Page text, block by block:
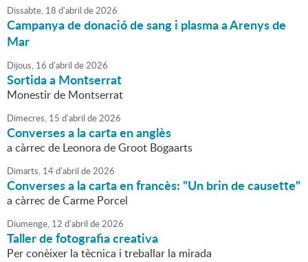
Dissabte, 18 d'abril de2026
Campanya de donació de sang i plasma a Arenys de
Mar
Dijous, 16 d'abril de2026
Sortida a Montserrat
Monestir de Montserrat
Dimecres, 15 d'abril de2026
Converses a la carta en anglès
a càrrec de Leonora de Groot Bogaarts
Dimarts, 14d'abril de2026
Converses a la carta en francès: "Un brin de causette"
a càrrec de Carme Porcel
Diumenge, 12 d'abril de2026
Taller de fotografia creativa
Per conèixer la tècnica i treballar la mirada